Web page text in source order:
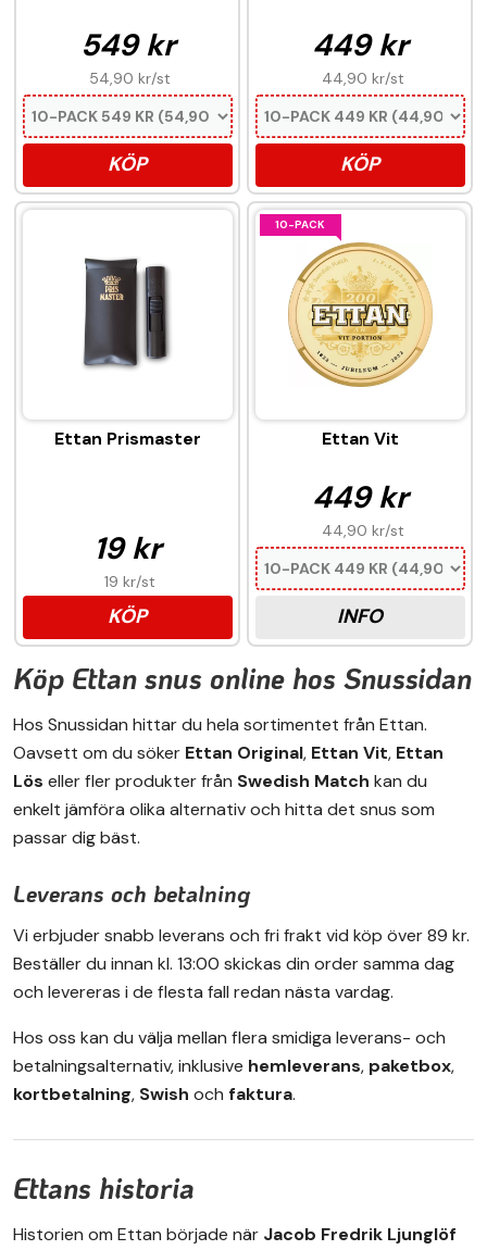
549 kr
54,90 kr/st
KÖP
449 kr
44,90 kr/st
KÖP
Ettan Prismaster
19 kr
19 kr/st
KÖP
10-PACK
Ettan Vit
449 kr
44,90 kr/st
INFO
Köp Ettan snus online hos Snussidan
Hos Snussidan hittar du hela sortimentet från Ettan.
Oavsett om du söker Ettan Original, Ettan Vit, Ettan
Lös eller fler produkter från Swedish Match kan du
enkelt jämföra olika alternativ och hitta det snus som
passar dig bäst.
Leverans och betalning
Vi erbjuder snabb leverans och fri frakt vid köp över 89 kr.
Beställer du innan kl. 13:00 skickas din order samma dag
och levereras i de flesta fall redan nästa vardag.
Hos oss kan du välja mellan flera smidiga leverans- och
betalningsalternativ, inklusive hemleverans, paketbox,
kortbetalning, Swish och faktura.
Ettans historia
Historien om Ettan började när Jacob Fredrik Ljunglöf